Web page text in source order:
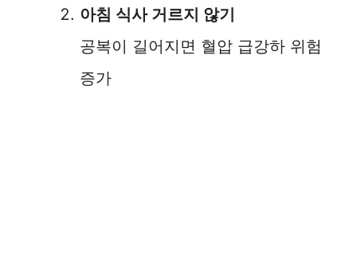
아침 식사 거르지 않기
공복이 길어지면 혈압 급강하 위험
증가